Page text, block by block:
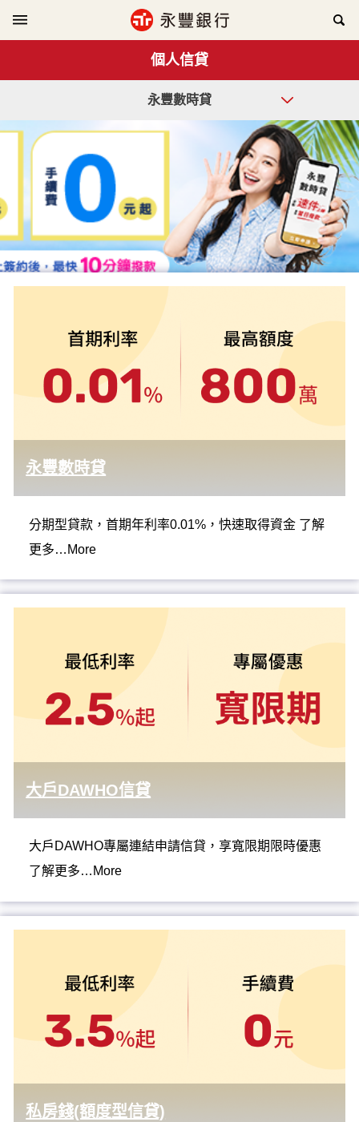
個人信貸
永豐數時貸
永豐數時貸
分期型貸款，首期年利率0.01%，快速取得資金 了解
更多…More
大戶DAWHO信貸
大戶DAWHO專屬連結申請信貸，享寬限期限時優惠
了解更多…More
私房錢(額度型信貸)